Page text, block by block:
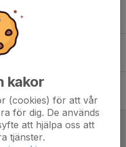
51, 6
2027
kapital
kakor
(cookies) för att vår
för dig. De används
att hjälpa oss att
tjänster.